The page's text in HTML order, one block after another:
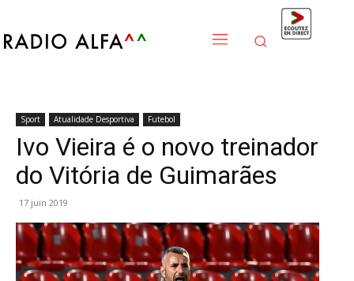
Sport Atualidade Desportiva Futebol
Ivo Vieira é o novo treinador
do Vitória de Guimarães
17 juin 2019